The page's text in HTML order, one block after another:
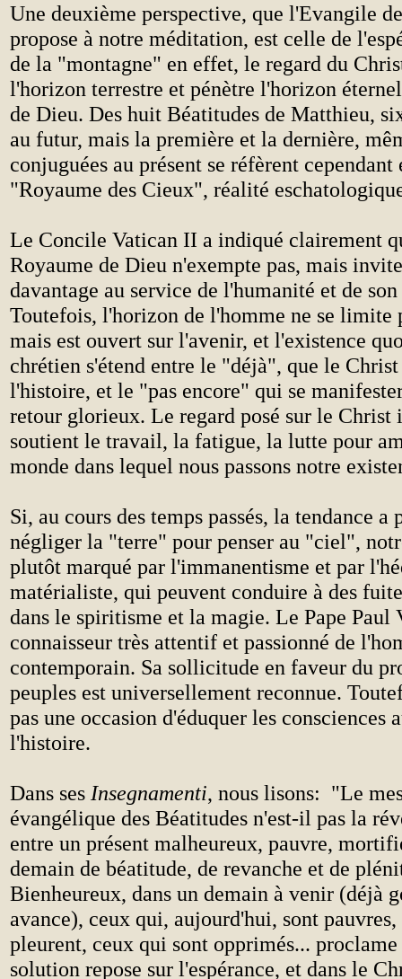
Une deuxième perspective, que l'Evangile
propose à notre méditation, est celle de
de la "montagne" en effet, le regard du
l'horizon terrestre et pénètre l'horizon
de Dieu. Des huit Béatitudes de Matthieu,
au futur, mais la première et la dernière,
conjuguées au présent se réfèrent cependant
"Royaume des Cieux", réalité
Le Concile Vatican II a indiqué clairement
Royaume de Dieu n'exempte pas, mais
davantage au service de l'humanité et de
Toutefois, l'horizon de l'homme ne se limite
mais est ouvert sur l'avenir, et l'existence
chrétien s'étend entre le "déjà", que le Christ
l'histoire, et le "pas encore" qui se
retour glorieux. Le regard posé sur le Christ
soutient le travail, la fatigue, la lutte pour
monde dans lequel nous passons notre
Si, au cours des temps passés, la tendance a
négliger la "terre" pour penser au "ciel",
plutôt marqué par l'immanentisme et par
matérialiste, qui peuvent conduire à des
dans le spiritisme et la magie. Le Pape Paul
connaisseur très attentif et passionné de
contemporain. Sa sollicitude en faveur du
peuples est universellement reconnue.
pas une occasion d'éduquer les consciences
l'histoire.
Dans ses Insegnamenti, nous lisons: "Le
évangélique des Béatitudes n'est-il pas la
entre un présent malheureux, pauvre,
demain de béatitude, de revanche et de
Bienheureux, dans un demain à venir (déjà
avance), ceux qui, aujourd'hui, sont
pleurent, ceux qui sont opprimés... proclame
solution repose sur l'espérance, et dans le